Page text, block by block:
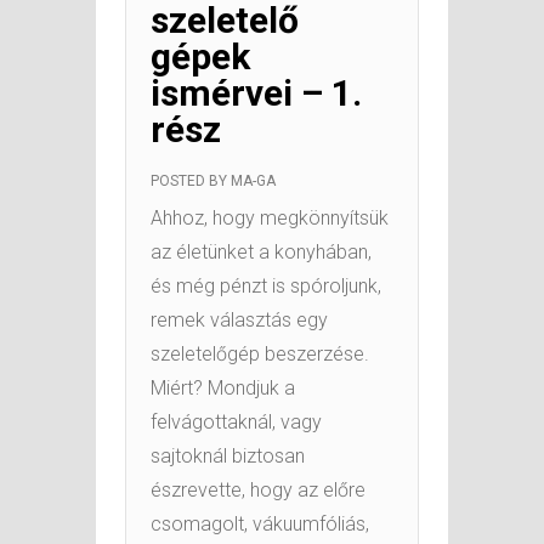
szeletelő
gépek
ismérvei – 1.
rész
POSTED BY MA-GA
Ahhoz, hogy megkönnyítsük
az életünket a konyhában,
és még pénzt is spóroljunk,
remek választás egy
szeletelőgép beszerzése.
Miért? Mondjuk a
felvágottaknál, vagy
sajtoknál biztosan
észrevette, hogy az előre
csomagolt, vákuumfóliás,